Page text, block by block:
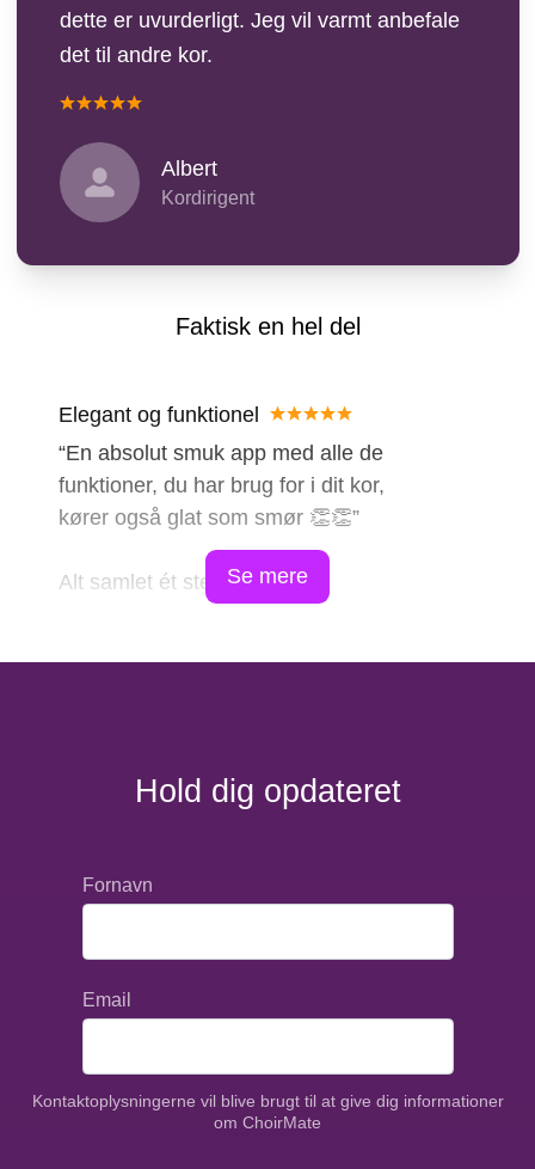
dette er uvurderligt. Jeg vil varmt anbefale
det til andre kor.
Albert
Kordirigent
Faktisk en hel del
Se mere
Elegant og funktionel
En absolut smuk app med alle de
funktioner, du har brug for i dit kor,
kører også glat som smør 👏👏
Alt samlet ét sted
pendling: lyt til en optagelse af din
egen stemmegruppe, SAMTIDIGT
med med-korsangere, ALT i samme
Fantastisk app!
Hold dig opdateret
Fornavn
Email
Kontaktoplysningerne vil blive brugt til at give dig informationer
om ChoirMate